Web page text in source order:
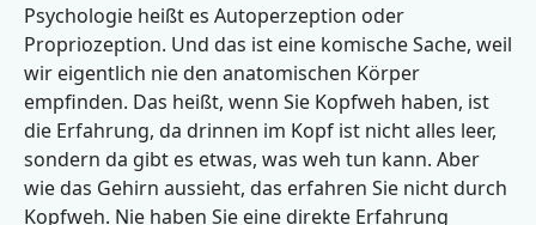
Psychologie heißt es Autoperzeption oder
Propriozeption. Und das ist eine komische Sache, weil
wir eigentlich nie den anatomischen Körper
empfinden. Das heißt, wenn Sie Kopfweh haben, ist
die Erfahrung, da drinnen im Kopf ist nicht alles leer,
sondern da gibt es etwas, was weh tun kann. Aber
wie das Gehirn aussieht, das erfahren Sie nicht durch
Kopfweh. Nie haben Sie eine direkte Erfahrung